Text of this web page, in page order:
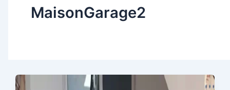
MaisonGarage2